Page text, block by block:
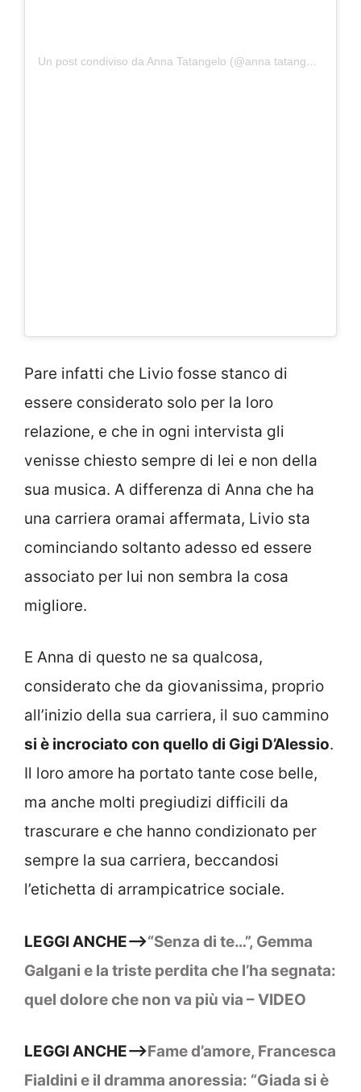
Un post condiviso da Anna Tatangelo (@anna tatangelo official)
Pare infatti che Livio fosse stanco di
essere considerato solo per la loro
relazione, e che in ogni intervista gli
venisse chiesto sempre di lei e non della
sua musica. A differenza di Anna che ha
una carriera oramai affermata, Livio sta
cominciando soltanto adesso ed essere
associato per lui non sembra la cosa
migliore.
E Anna di questo ne sa qualcosa,
considerato che da giovanissima, proprio
all’inizio della sua carriera, il suo cammino
si è incrociato con quello di Gigi D’Alessio.
Il loro amore ha portato tante cose belle,
ma anche molti pregiudizi difficili da
trascurare e che hanno condizionato per
sempre la sua carriera, beccandosi
l’etichetta di arrampicatrice sociale.
LEGGI ANCHE–>“Senza di te…”, Gemma
Galgani e la triste perdita che l’ha segnata:
quel dolore che non va più via – VIDEO
LEGGI ANCHE–>Fame d’amore, Francesca
Fialdini e il dramma anoressia: “Giada si è